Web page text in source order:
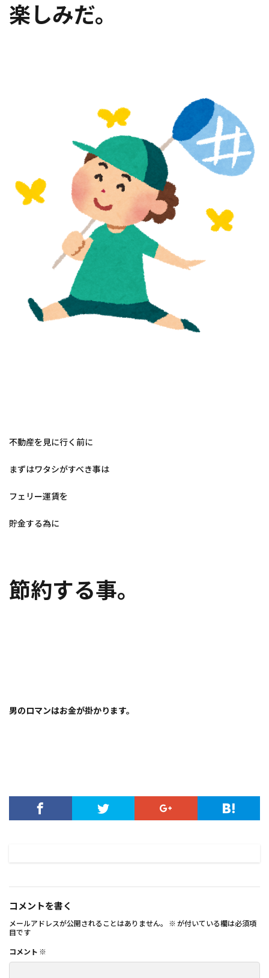
楽しみだ。
不動産を見に行く前に
まずはワタシがすべき事は
フェリー運賃を
貯金する為に
節約する事。
男のロマンはお金が掛かります。
コメントを書く
メールアドレスが公開されることはありません。 ※ が付いている欄は必須項
目です
コメント ※